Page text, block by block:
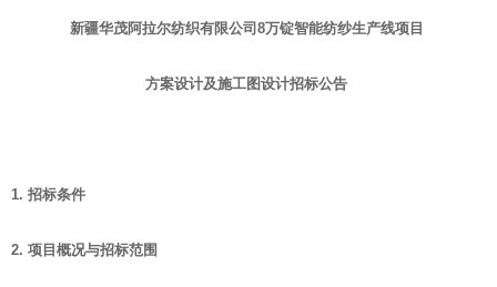
新疆华茂阿拉尔纺织有限公司 8万锭智能纺纱生产线项目
方案设计及施工图设计招标公告
1. 招标条件
2. 项目概况与招标范围